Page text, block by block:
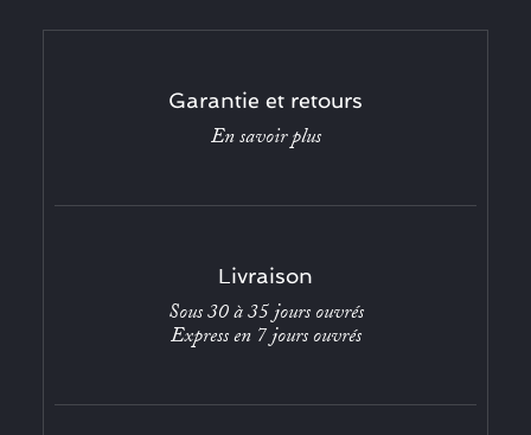
Garantie et retours
En savoir plus
Livraison
Sous 30 à 35 jours ouvrés
Express en 7 jours ouvrés